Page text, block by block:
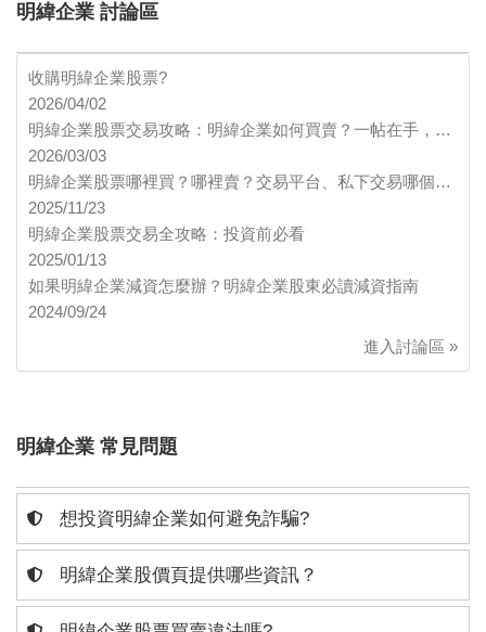
明緯企業 討論區
收購明緯企業股票?
2026/04/02
明緯企業股票交易攻略：明緯企業如何買賣？一帖在手，…
2026/03/03
明緯企業股票哪裡買？哪裡賣？交易平台、私下交易哪個…
2025/11/23
明緯企業股票交易全攻略：投資前必看
2025/01/13
如果明緯企業減資怎麼辦？明緯企業股東必讀減資指南
2024/09/24
進入討論區 »
明緯企業 常見問題
想投資明緯企業如何避免詐騙?
明緯企業股價頁提供哪些資訊？